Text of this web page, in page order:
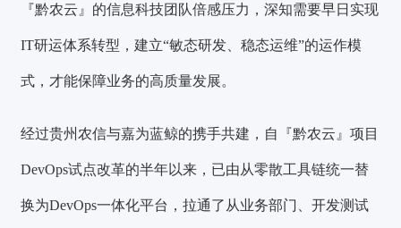
『黔农云』的信息科技团队倍感压力，深知需要早日实现
IT研运体系转型，建立“敏态研发、稳态运维”的运作模
式，才能保障业务的高质量发展。
经过贵州农信与嘉为蓝鲸的携手共建，自『黔农云』项目
DevOps试点改革的半年以来，已由从零散工具链统一替
换为DevOps一体化平台，拉通了从业务部门、开发测试